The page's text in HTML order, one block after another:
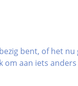
bent, of het
aan iets